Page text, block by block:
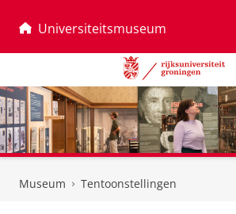
Universiteitsmuseum
Museum Tentoonstellingen